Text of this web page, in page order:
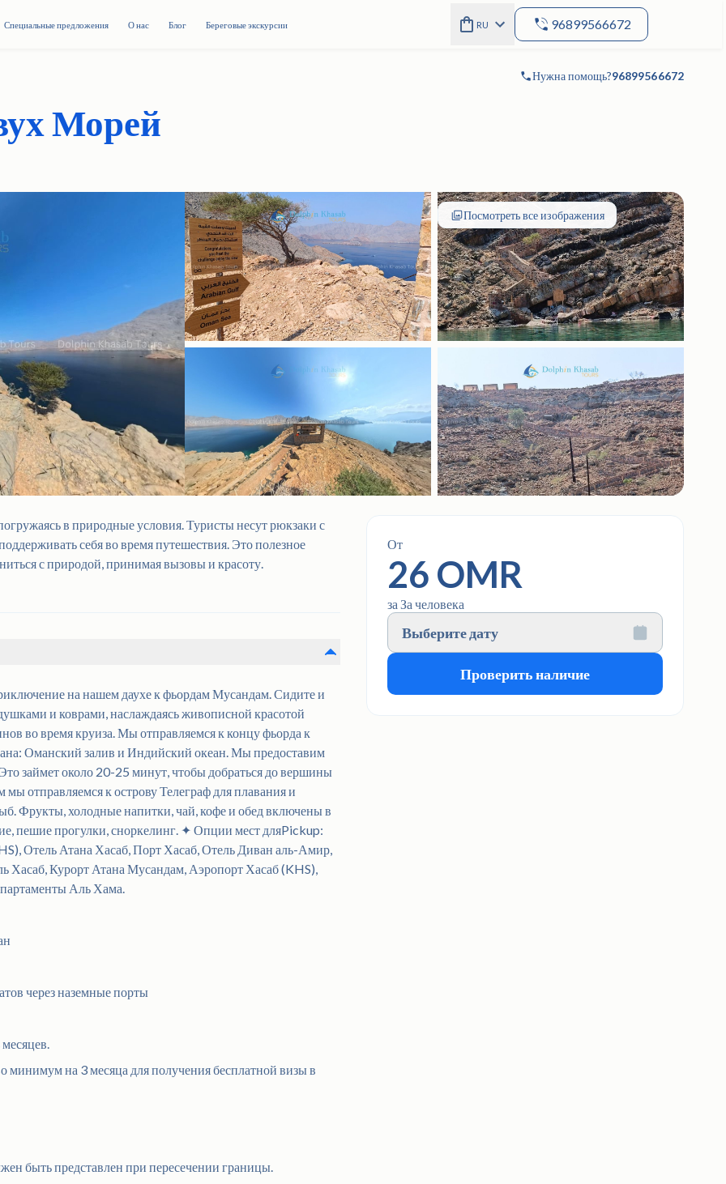
Специальные предложения О нас Блог Береговые экскурсии RU 96899566672
Нужна помощь?96899566672
Морей
Посмотреть все изображения
От
26 OMR
за За человека
Выберите дату
Проверить наличие
в природные условия. Туристы несут рюкзаки с
себя во время путешествия. Это полезное
с природой, принимая вызовы и красоту.
на нашем даухе к фьордам Мусандам. Сидите и
и коврами, наслаждаясь живописной красотой
во время круиза. Мы отправляемся к концу фьорда к
Оманский залив и Индийский океан. Мы предоставим
займет около 20-25 минут, чтобы добраться до вершины
мы отправляемся к острову Телеграф для плавания и
Фрукты, холодные напитки, чай, кофе и обед включены в
пешие прогулки, сноркелинг. ✦ Опции мест дляPickup:
Отель Атана Хасаб, Порт Хасаб, Отель Диван аль-Амир,
Курорт Атана Мусандам, Аэропорт Хасаб (KHS),
Аль Хама.
через наземные порты
на 3 месяца для получения бесплатной визы в
быть представлен при пересечении границы.